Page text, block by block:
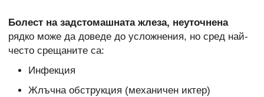
Болест на задстомашната жлеза, неуточнена
рядко може да доведе до усложнения, но сред най-
често срещаните са:
Инфекция
Жлъчна обструкция (механичен иктер)